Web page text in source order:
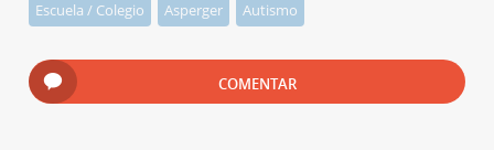
Escuela / Colegio Asperger Autismo
COMENTAR